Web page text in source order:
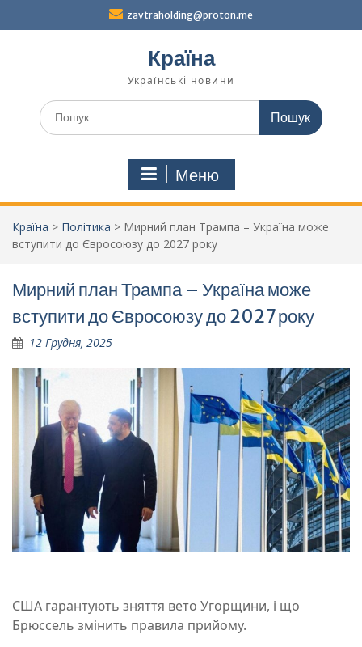
zavtraholding@proton.me
Країна
Українські новини
Шукати:
Меню
Країна > Політика > Мирний план Трампа – Україна може
вступити до Євросоюзу до 2027 року
Мирний план Трампа – Україна може
вступити до Євросоюзу до 2027 року
12 Грудня, 2025
США гарантують зняття вето Угорщини, і що
Брюссель змінить правила прийому.